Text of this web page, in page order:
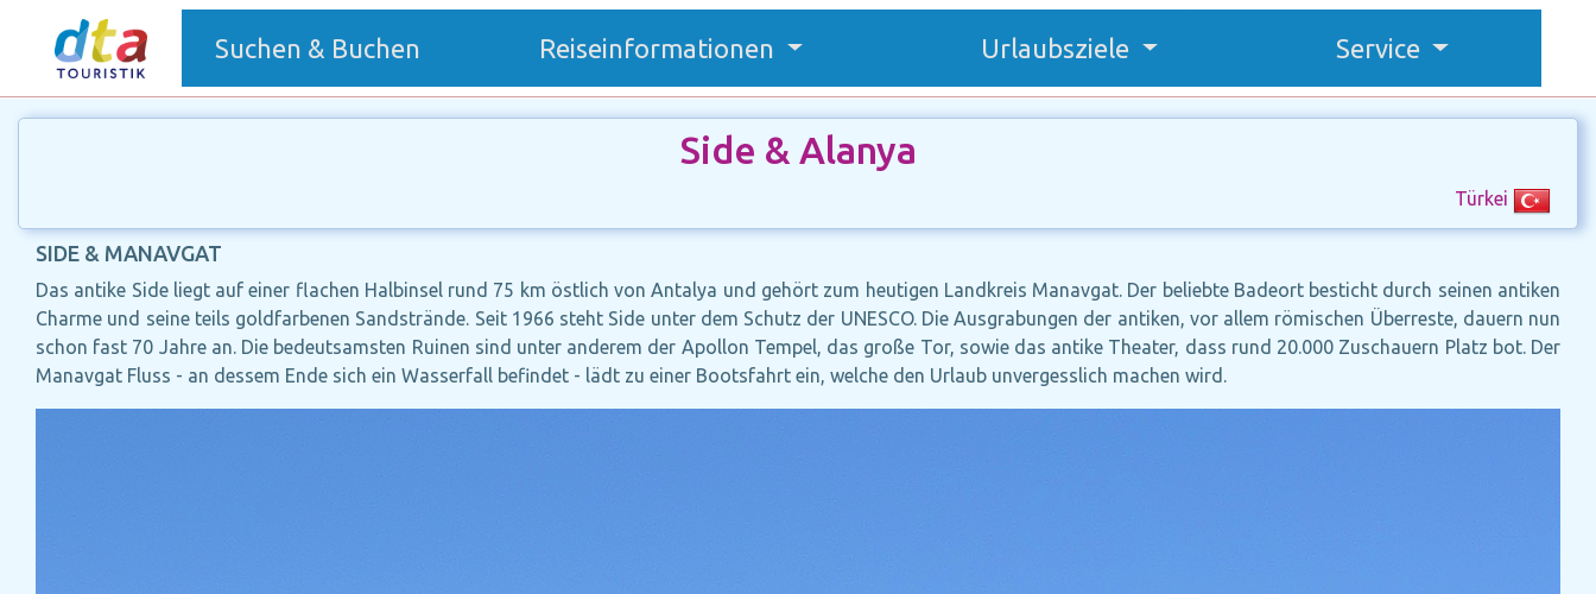
Suchen & Buchen Reiseinformationen Urlaubsziele Service
Side & Alanya
Türkei
SIDE & MANAVGAT
Das antike Side liegt auf einer flachen Halbinsel rund 75 km östlich von Antalya und gehört zum heutigen Landkreis Manavgat. Der beliebte Badeort besticht durch seinen antiken
Charme und seine teils goldfarbenen Sandstrände. Seit 1966 steht Side unter dem Schutz der UNESCO. Die Ausgrabungen der antiken, vor allem römischen Überreste, dauern nun
schon fast 70 Jahre an. Die bedeutsamsten Ruinen sind unter anderem der Apollon Tempel, das große Tor, sowie das antike Theater, dass rund 20.000 Zuschauern Platz bot. Der
Manavgat Fluss - an dessem Ende sich ein Wasserfall befindet - lädt zu einer Bootsfahrt ein, welche den Urlaub unvergesslich machen wird.